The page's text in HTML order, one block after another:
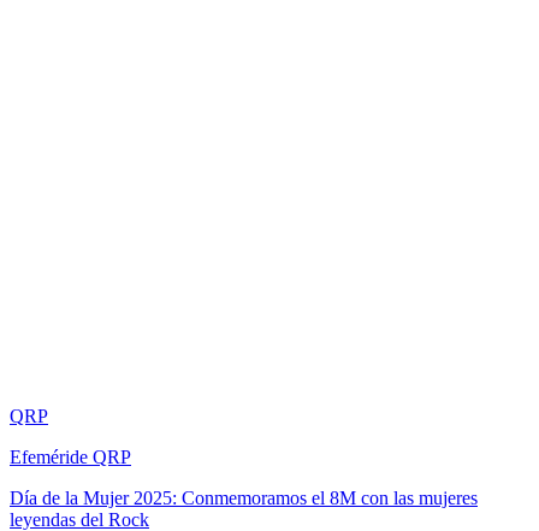
QRP
Efeméride QRP
Día de la Mujer 2025: Conmemoramos el 8M con las mujeres
leyendas del Rock